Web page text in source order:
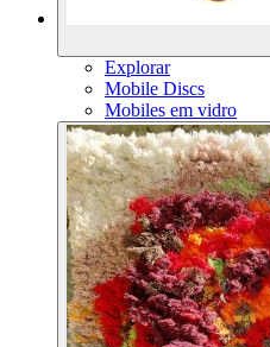
Explorar
Mobile Discs
Mobiles em vidro